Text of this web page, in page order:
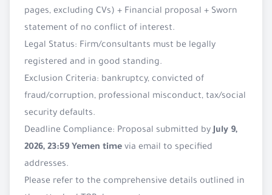
pages, excluding CVs) + Financial proposal + Sworn
statement of no conflict of interest.
Legal Status: Firm/consultants must be legally
registered and in good standing.
Exclusion Criteria: bankruptcy, convicted of
fraud/corruption, professional misconduct, tax/social
security defaults.
Deadline Compliance: Proposal submitted byJuly 9,
2026, 23:59 Yemen time via email to specified
addresses.
Please refer to the comprehensive details outlined in